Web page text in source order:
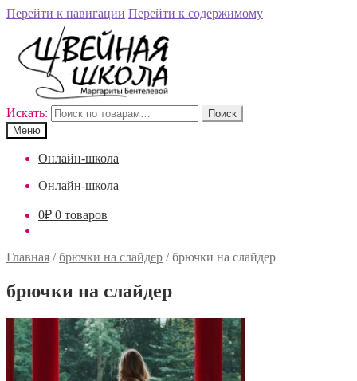
Перейти к навигации Перейти к содержимому
Искать:
Поиск
Меню
Онлайн-школа
Онлайн-школа
0₽ 0 товаров
Главная /брючки на слайдер /брючки на слайдер
брючки на слайдер